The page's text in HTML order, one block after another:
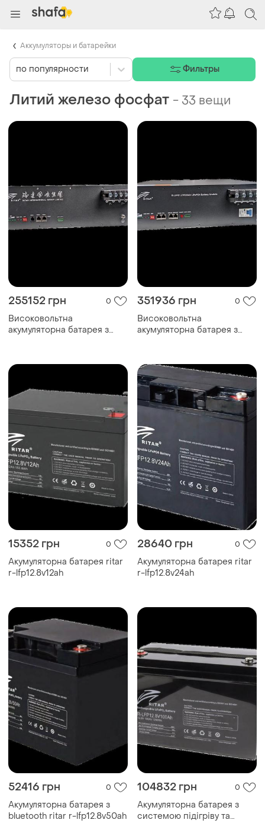
Литий железо фосфат - 33 вещи
255152 грн 0
Високовольтна
акумуляторна батарея з
351936 грн 0
Високовольтна
акумуляторна батарея з
15352 грн 0
Акумуляторна батарея ritar
r-lfp12.8v12ah
28640 грн 0
Акумуляторна батарея ritar
r-lfp12.8v24ah
52416 грн 0
Акумуляторна батарея з
bluetooth ritar r-lfp12.8v50ah
104832 грн 0
Акумуляторна батарея з
системою підігріву та
по популярности Фильтры
Аккумуляторы и батарейки